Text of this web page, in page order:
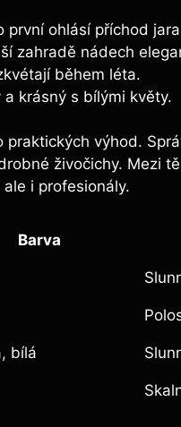
první ohlásí příchod
zahradě nádech
během léta.
krásný s bílými květy.
výhod.
živočichy. Mezi
i profesionály.
Barva
bílá